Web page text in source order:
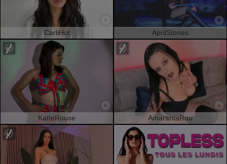
CarliHot AprilStones
KatteRouse AmarantaRou